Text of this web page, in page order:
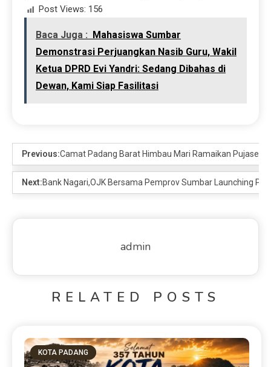
Post Views: 156
Baca Juga : Mahasiswa Sumbar
Demonstrasi Perjuangkan Nasib Guru, Wakil
Ketua DPRD Evi Yandri: Sedang Dibahas di
Dewan, Kami Siap Fasilitasi
Previous:Camat Padang Barat Himbau Mari Ramaikan Pujasera
Next:Bank Nagari,OJK Bersama Pemprov Sumbar Launching
admin
RELATED POSTS
KOTA PADANG